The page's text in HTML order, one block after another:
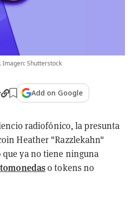
Imagen: Shutterstock
Add on Google
radiofónico, la presunta
Heather "Razzlekahn"
ya no tiene ninguna
o tokens no